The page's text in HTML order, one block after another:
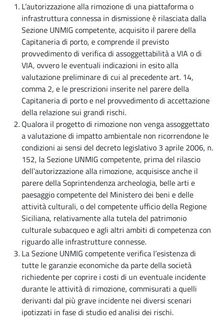
L’autorizzazione alla rimozione di una piattaforma o
infrastruttura connessa in dismissione è rilasciata dalla
Sezione UNMIG competente, acquisito il parere della
Capitaneria di porto, e comprende il previsto
provvedimento di verifica di assoggettabilità a VIA o di
VIA, ovvero le eventuali indicazioni in esito alla
valutazione preliminare di cui al precedente art. 14,
comma 2, e le prescrizioni inserite nel parere della
Capitaneria di porto e nel provvedimento di accettazione
della relazione sui grandi rischi.
Qualora il progetto di rimozione non venga assoggettato
a valutazione di impatto ambientale non ricorrendone le
condizioni ai sensi del decreto legislativo 3 aprile 2006, n.
152, la Sezione UNMIG competente, prima del rilascio
dell’autorizzazione alla rimozione, acquisisce anche il
parere della Soprintendenza archeologia, belle arti e
paesaggio competente del Ministero dei beni e delle
attività culturali, o del competente ufficio della Regione
Siciliana, relativamente alla tutela del patrimonio
culturale subacqueo e agli altri ambiti di competenza con
riguardo alle infrastrutture connesse.
La Sezione UNMIG competente verifica l’esistenza di
tutte le garanzie economiche da parte della società
richiedente per coprire i costi di un eventuale incidente
durante le attività di rimozione, commisurati a quelli
derivanti dal più grave incidente nei diversi scenari
ipotizzati in fase di studio ed analisi dei rischi.